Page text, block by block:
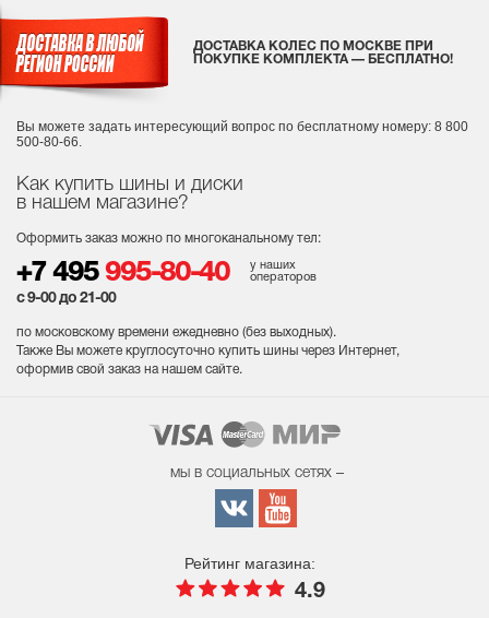
Как купить шины и диски
в нашем магазине?
Оформить заказ можно по многоканальному тел:
+7 495 995-80-40
у наших
операторов
с 9-00 до 21-00
по московскому времени ежедневно (без выходных).
Также Вы можете круглосуточно купить шины через Интернет,
оформив свой заказ на нашем сайте.
ДОСТАВКА КОЛЕС ПО МОСКВЕ ПРИ
ПОКУПКЕ КОМПЛЕКТА — БЕСПЛАТНО!
Вы можете задать интересующий вопрос по бесплатному номеру: 8 800
500-80-66.
мы в социальных сетях –
Рейтинг магазина:
4.9